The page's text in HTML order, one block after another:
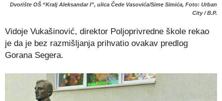
Dvorište OŠ “Kralj Aleksandar I”, ulica Čede Vasovića/Sime Simića, Foto: Urban
City / B.P.
Vidoje Vukašinović, direktor Poljoprivredne škole rekao
je da je bez razmišljanja prihvatio ovakav predlog
Gorana Segera.